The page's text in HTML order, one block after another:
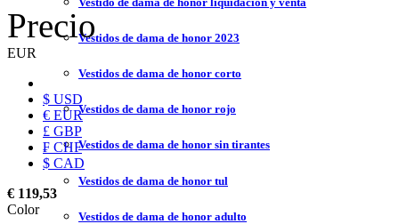
Vestidos de dama de honor 2023
Vestidos de dama de honor corto
Vestidos de dama de honor rojo
Vestidos de dama de honor sin tirantes
Vestidos de dama de honor tul
Vestidos de dama de honor adulto
Precio
EUR
$ USD
€ EUR
£ GBP
₣ CHF
$ CAD
€ 119,53
Color